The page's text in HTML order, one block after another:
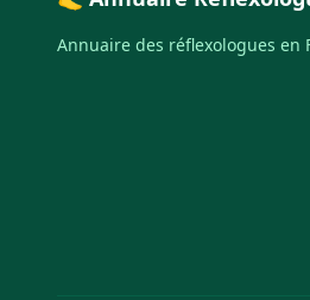
Annuaire des réflexologues en